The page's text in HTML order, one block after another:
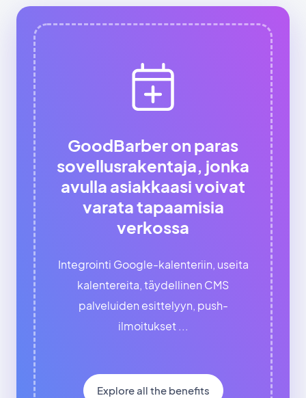
GoodBarber on paras
sovellusrakentaja, jonka
avulla asiakkaasi voivat
varata tapaamisia
verkossa
Integrointi Google-kalenteriin, useita
kalentereita, täydellinen CMS
palveluiden esittelyyn, push-
ilmoitukset ...
Explore all the benefits